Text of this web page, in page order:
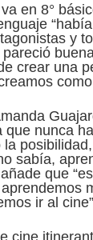
en 8°
y
crear una
que nunca
sabía,
que
ir al
cine